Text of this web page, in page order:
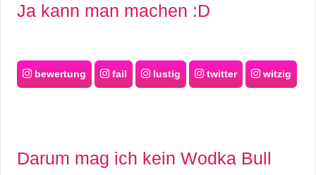
Ja kann man machen :D
bewertung fail lustig twitter witzig
Darum mag ich kein Wodka Bull